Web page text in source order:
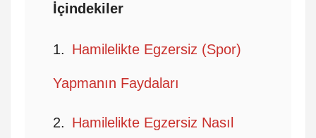
İçindekiler
Hamilelikte Egzersiz (Spor)
Yapmanın Faydaları
Hamilelikte Egzersiz Nasıl